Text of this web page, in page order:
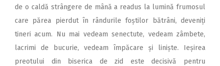
de o caldă strângere de mână a readus la lumină frumosul
care părea pierdut în rândurile foștilor bătrâni, deveniți
tineri acum. Nu mai vedeam senectute, vedeam zâmbete,
lacrimi de bucurie, vedeam împăcare și liniște. Ieșirea
preotului din biserica de zid este decisivă pentru